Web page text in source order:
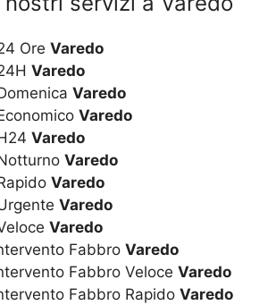
Ore Varedo
Varedo
Varedo
Varedo
Varedo
Varedo
Varedo
Varedo
Varedo
Fabbro Varedo
Fabbro Veloce Varedo
Fabbro Rapido Varedo